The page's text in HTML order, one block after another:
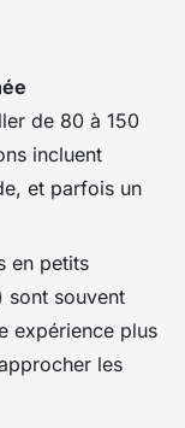
de 80 à 150
incluent
et parfois un
en petits
sont souvent
expérience plus
les